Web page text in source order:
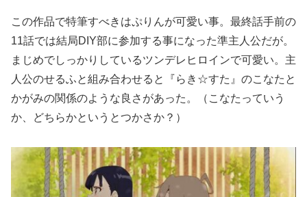
この作品で特筆すべきはぷりんが可愛い事。最終話手前の
11話では結局DIY部に参加する事になった準主人公だが。
まじめでしっかりしているツンデレヒロインで可愛い。主
人公のせるふと組み合わせると『らき☆すた』のこなたと
かがみの関係のような良さがあった。（こなたっていう
か、どちらかというとつかさか？）